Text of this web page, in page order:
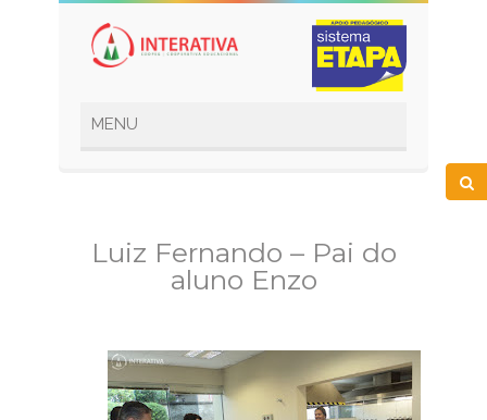
Luiz Fernando – Pai do
aluno Enzo